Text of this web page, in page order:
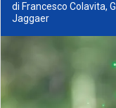
di Francesco Colavita,
Jaggaer